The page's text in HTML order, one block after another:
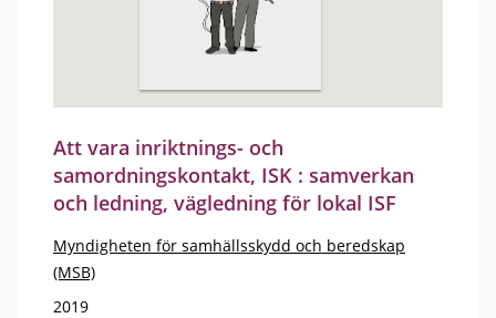
Att vara inriktnings- och
samordningskontakt, ISK : samverkan
och ledning, vägledning för lokal ISF
Myndigheten för samhällsskydd och beredskap
(MSB)
2019